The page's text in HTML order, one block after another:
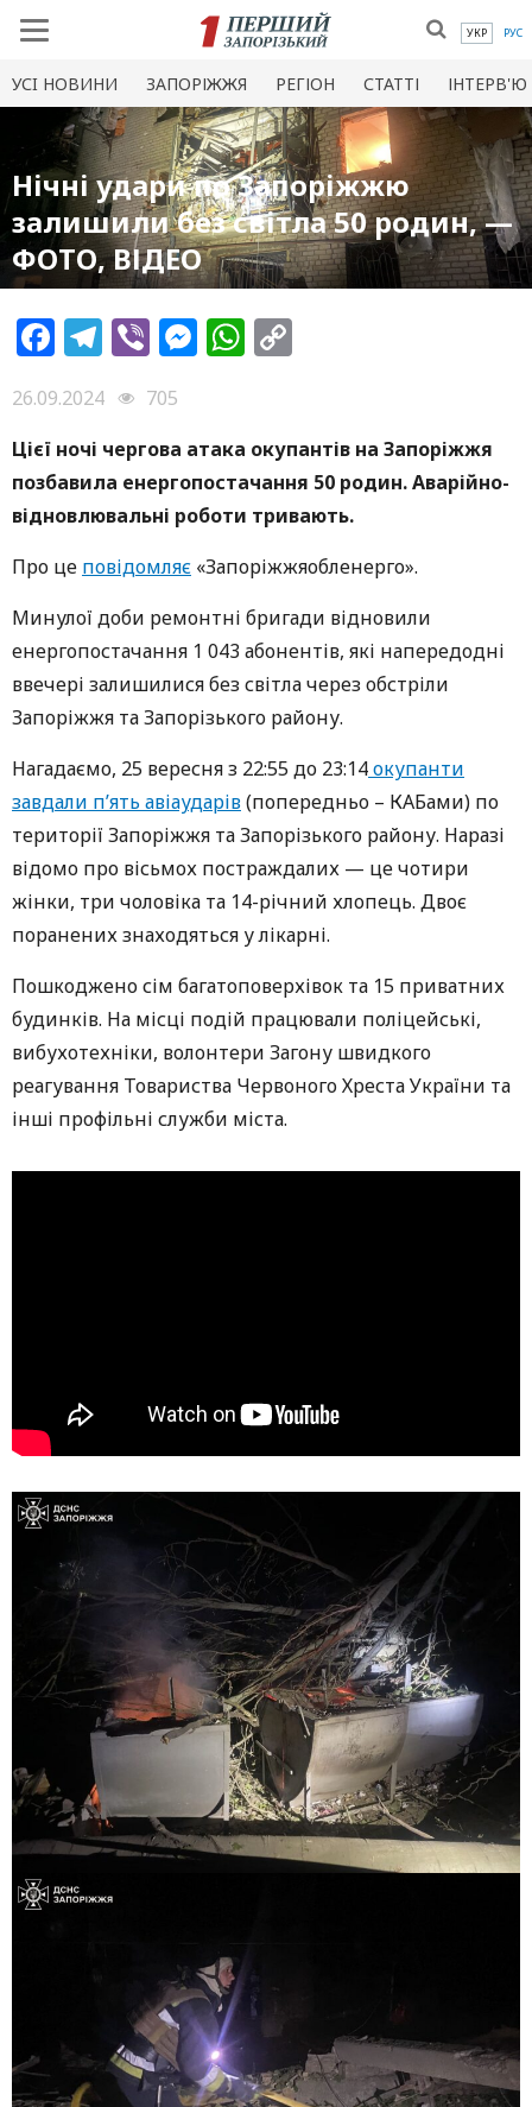
УКР РУС
УСI НОВИНИ ЗАПОРІЖЖЯ РЕГІОН СТАТТІ ІНТЕРВ'Ю
Нічні удари по Запоріжжю
залишили без світла 50 родин, —
ФОТО, ВІДЕО
Facebook
Telegram
ViberMessenger
WhatsApp
26.09.2024
705
Цієї ночі чергова атака окупантів на Запоріжжя
позбавила енергопостачання 50 родин. Аварійно-
відновлювальні роботи тривають.
Про це повідомляє «Запоріжжяобленерго».
Минулої доби ремонтні бригади відновили
енергопостачання 1 043 абонентів, які напередодні
ввечері залишилися без світла через обстріли
Запоріжжя та Запорізького району.
Нагадаємо, 25 вересня з 22:55 до 23:14окупанти
завдали п’ять авіаударів(попередньо – КАБами) по
території Запоріжжя та Запорізького району. Наразі
відомо про вісьмох постраждалих — це чотири
жінки, три чоловіка та 14-річний хлопець. Двоє
поранених знаходяться у лікарні.
Пошкоджено сім багатоповерхівок та 15 приватних
будинків. На місці подій працювали поліцейські,
вибухотехніки, волонтери Загону швидкого
реагування Товариства Червоного Хреста України та
інші профільні служби міста.